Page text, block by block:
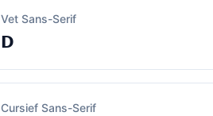
Vet Sans-Serif
𝗗
Cursief Sans-Serif